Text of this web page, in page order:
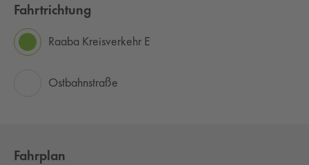
Fahrtrichtung
Raaba Kreisverkehr E
Ostbahnstraße
Fahrplan